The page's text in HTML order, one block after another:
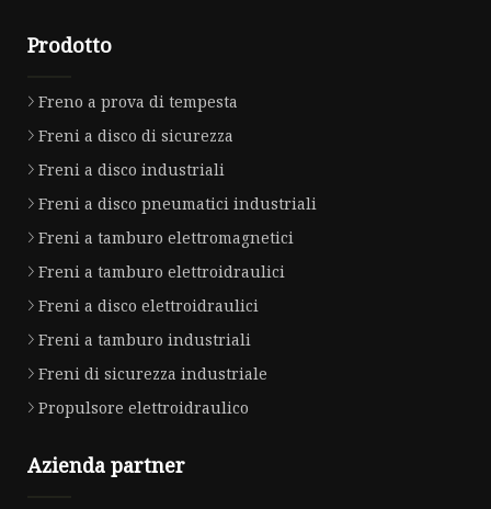
Prodotto
Freno a prova di tempesta
Freni a disco di sicurezza
Freni a disco industriali
Freni a disco pneumatici industriali
Freni a tamburo elettromagnetici
Freni a tamburo elettroidraulici
Freni a disco elettroidraulici
Freni a tamburo industriali
Freni di sicurezza industriale
Propulsore elettroidraulico
Azienda partner